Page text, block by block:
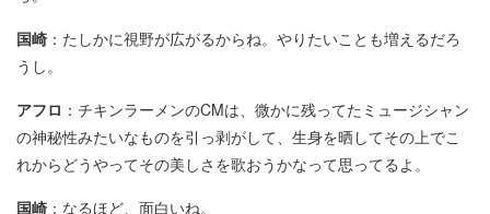
国崎 ：たしかに視野が広がるからね。やりたいことも増えるだろ
うし。
アフロ ：チキンラーメンのCMは、微かに残ってたミュージシャン
の神秘性みたいなものを引っ剥がして、生身を晒してその上でこ
れからどうやってその美しさを歌おうかなって思ってるよ。
国崎 ：なるほど、面白いね。